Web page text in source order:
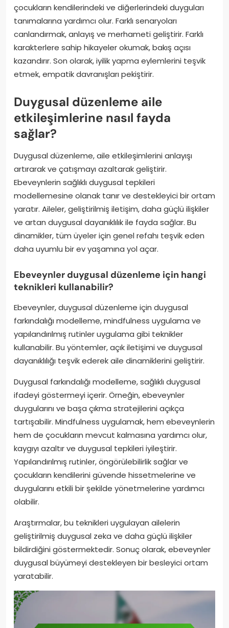
çocukların kendilerindeki ve diğerlerindeki duyguları
tanımalarına yardımcı olur. Farklı senaryoları
canlandırmak, anlayış ve merhameti geliştirir. Farklı
karakterlere sahip hikayeler okumak, bakış açısı
kazandırır. Son olarak, iyilik yapma eylemlerini teşvik
etmek, empatik davranışları pekiştirir.
Duygusal düzenleme aile
etkileşimlerine nasıl fayda
sağlar?
Duygusal düzenleme, aile etkileşimlerini anlayışı
artırarak ve çatışmayı azaltarak geliştirir.
Ebeveynlerin sağlıklı duygusal tepkileri
modellemesine olanak tanır ve destekleyici bir ortam
yaratır. Aileler, geliştirilmiş iletişim, daha güçlü ilişkiler
ve artan duygusal dayanıklılık ile fayda sağlar. Bu
dinamikler, tüm üyeler için genel refahı teşvik eden
daha uyumlu bir ev yaşamına yol açar.
Ebeveynler duygusal düzenleme için hangi
teknikleri kullanabilir?
Ebeveynler, duygusal düzenleme için duygusal
farkındalığı modelleme, mindfulness uygulama ve
yapılandırılmış rutinler uygulama gibi teknikler
kullanabilir. Bu yöntemler, açık iletişimi ve duygusal
dayanıklılığı teşvik ederek aile dinamiklerini geliştirir.
Duygusal farkındalığı modelleme, sağlıklı duygusal
ifadeyi göstermeyi içerir. Örneğin, ebeveynler
duygularını ve başa çıkma stratejilerini açıkça
tartışabilir. Mindfulness uygulamak, hem ebeveynlerin
hem de çocukların mevcut kalmasına yardımcı olur,
kaygıyı azaltır ve duygusal tepkileri iyileştirir.
Yapılandırılmış rutinler, öngörülebilirlik sağlar ve
çocukların kendilerini güvende hissetmelerine ve
duygularını etkili bir şekilde yönetmelerine yardımcı
olabilir.
Araştırmalar, bu teknikleri uygulayan ailelerin
geliştirilmiş duygusal zeka ve daha güçlü ilişkiler
bildirdiğini göstermektedir. Sonuç olarak, ebeveynler
duygusal büyümeyi destekleyen bir besleyici ortam
yaratabilir.